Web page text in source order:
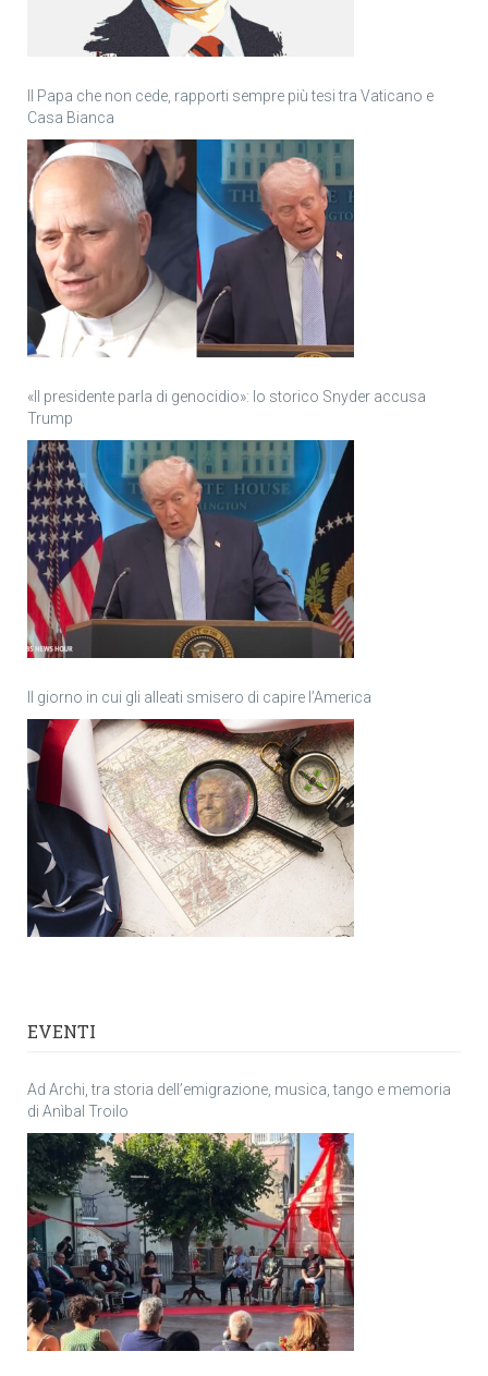
Il Papa che non cede, rapporti sempre più tesi tra Vaticano e
Casa Bianca
«Il presidente parla di genocidio»: lo storico Snyder accusa
Trump
Il giorno in cui gli alleati smisero di capire l’America
EVENTI
Ad Archi, tra storia dell’emigrazione, musica, tango e memoria
di Anìbal Troilo